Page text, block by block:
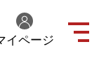
イページ